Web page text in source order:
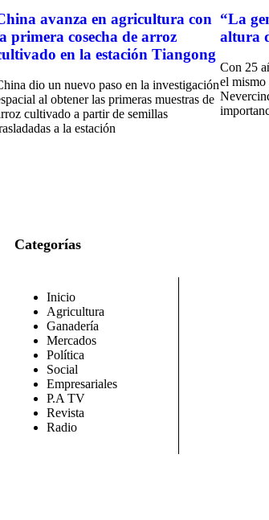
avanza en agricultura con
primera cosecha de arroz
en la estación Tiangong
dio un nuevo paso en la investigación
al obtener las primeras muestras de
cultivado a partir de semillas
a la estación
“La
altura
Con 25
el mismo
Categorías
Inicio
Agricultura
Ganadería
Mercados
Política
Social
Empresariales
P.A TV
Revista
Radio